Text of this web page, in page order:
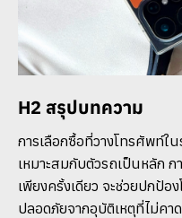
H2 สรุปบทความ
การเลือกซื้อที่วางโทรศัพท์ใ
เหมาะสมกับตัวรถเป็นหลัก
เพียงครั้งเดียว จะช่วยปกป้
ปลอดภัยจากอุบัติเหตุที่ไม่คา